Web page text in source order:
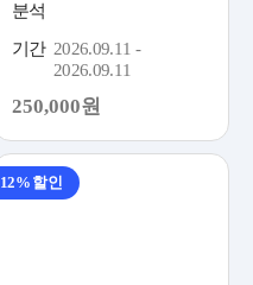
분석
기간 2026.09.11 -
2026.09.11
250,000원
12% 할인